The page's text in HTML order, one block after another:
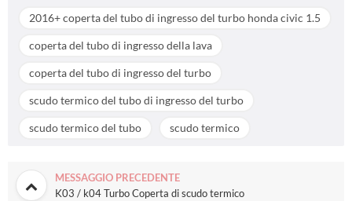
2016+ coperta del tubo di ingresso del turbo honda civic 1.5
coperta del tubo di ingresso della lava
coperta del tubo di ingresso del turbo
scudo termico del tubo di ingresso del turbo
scudo termico del tubo scudo termico
MESSAGGIO PRECEDENTE
K03 / k04 Turbo Coperta di scudo termico